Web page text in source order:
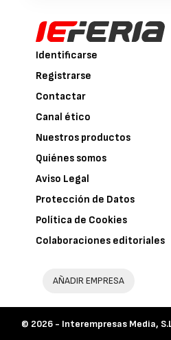
Identificarse
Registrarse
Contactar
Canal ético
Nuestros productos
Quiénes somos
Aviso Legal
Protección de Datos
Política de Cookies
Colaboraciones editoriales
AÑADIR EMPRESA
© 2026 - Interempresas Media,